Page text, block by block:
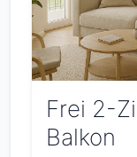
Frei 2-
Balkon